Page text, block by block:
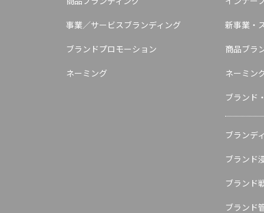
事業／サービスブランディング
ブランドプロモーション
ネーミング
新事業・
商品ブラ
ネーミン
ブランド
ブランデ
ブランド
ブランド
ブランド